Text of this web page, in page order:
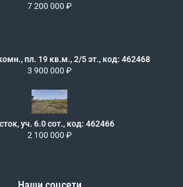
7 200 000 ₽
пл. 19 кв.м., 2/5 эт., код: 462468
3 900 000 ₽
уч. 6.0 сот., код: 462466
2 100 000 ₽